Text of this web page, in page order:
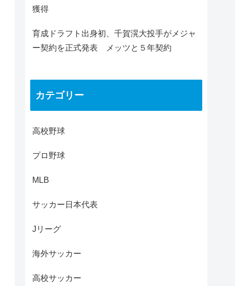
獲得
育成ドラフト出身初、千賀滉大投手がメジャ
ー契約を正式発表 メッツと５年契約
カテゴリー
高校野球
プロ野球
MLB
サッカー日本代表
Jリーグ
海外サッカー
高校サッカー